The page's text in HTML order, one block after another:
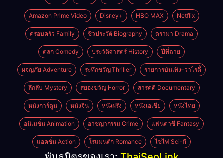
Amazon Prime Video Disney+ HBO MAX Netflix
ครอบครัว Family ชีวประวัติ Biography ดราม่า Drama
ตลก Comedy ประวัติศาสตร์ History ปีที่ฉาย
ผจญภัย Adventure ระทึกขวัญ Thriller รายการบันเทิง–วาไรตี้
ลึกลับ Mystery สยองขวัญ Horror สารคดี Documentary
หนังการ์ตูน หนังจีน หนังฝรั่ง หนังเอเชีย หนังไทย
อนิเมชั่น Animation อาชญากรรม Crime แฟนตาซี Fantasy
แอคชั่น Action โรแมนติก Romance ไซไฟ Sci-fi